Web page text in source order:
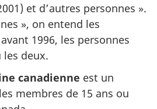
et d’autres personnes ».
», on entend les
1996, les personnes
les deux.
canadienne est un
membres de 15 ans ou